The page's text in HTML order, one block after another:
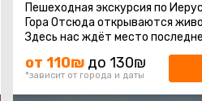
Пешеходная экскурсия по
Гора Отсюда открываются
Здесь нас ждёт место
от 110₪ до 130₪
*зависит от города и даты